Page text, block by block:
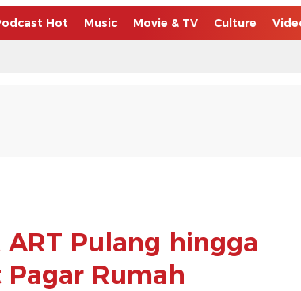
Hot Music Movie & TV Culture
Pulang hingga
Rumah